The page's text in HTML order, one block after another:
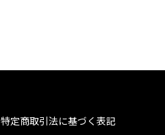
特定商取引法に基づく表記